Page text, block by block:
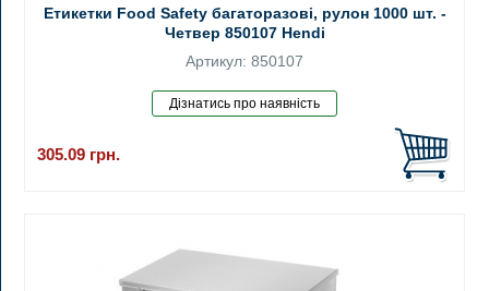
Етикетки Food Safety багаторазові, рулон 1000 шт. -
Четвер 850107 Hendi
Артикул: 850107
305.09 грн.